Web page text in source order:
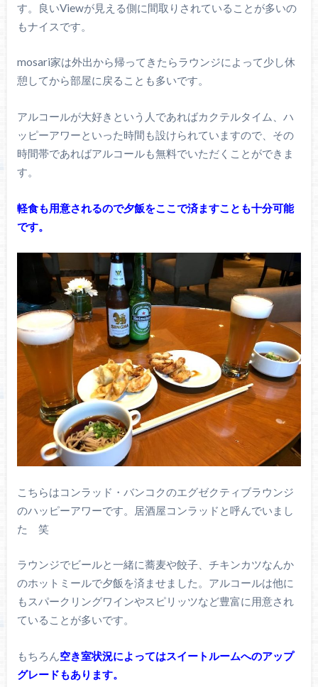
す。良いViewが見える側に間取りされていることが多いの
もナイスです。
mosari家は外出から帰ってきたらラウンジによって少し休
憩してから部屋に戻ることも多いです。
アルコールが大好きという人であればカクテルタイム、ハ
ッピーアワーといった時間も設けられていますので、その
時間帯であればアルコールも無料でいただくことができま
す。
軽食も用意されるので夕飯をここで済ますことも十分可能
です。
こちらはコンラッド・バンコクのエグゼクティブラウンジ
のハッピーアワーです。居酒屋コンラッドと呼んでいまし
た 笑
ラウンジでビールと一緒に蕎麦や餃子、チキンカツなんか
のホットミールで夕飯を済ませました。アルコールは他に
もスパークリングワインやスピリッツなど豊富に用意され
ていることが多いです。
もちろん空き室状況によってはスイートルームへのアップ
グレードもあります。